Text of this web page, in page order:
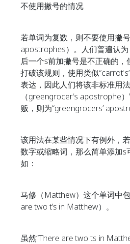
不使用撇号的情况
若单词为复数，则不要使用撇
apostrophes）。人们普遍认
后一个s前加撇号是不正确的
打破该规则，使用类似
表达，因此人们将该非标准用
（greengrocer’s apostrophe
贩，则为“greengrocers’
该用法在某些情况下有例外，
数字或缩略词，那么简单添加s
如：
马修（Matthew）这个单词中
are two t’s in Matthew）。
虽然“There are two ts in